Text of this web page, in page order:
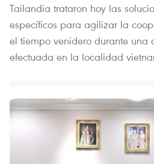
Tailandia trataron hoy las
específicos para agilizar la
el tiempo venidero durante una
efectuada en la localidad